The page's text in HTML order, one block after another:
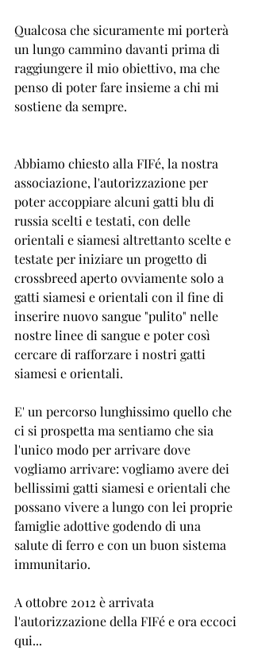
Qualcosa che sicuramente mi porterà
un lungo cammino davanti prima di
raggiungere il mio obiettivo, ma che
penso di poter fare insieme a chi mi
sostiene da sempre.
Abbiamo chiesto alla FIFé, la nostra
associazione, l'autorizzazione per
poter accoppiare alcuni gatti blu di
russia scelti e testati, con delle
orientali e siamesi altrettanto scelte e
testate per iniziare un progetto di
crossbreed aperto ovviamente solo a
gatti siamesi e orientali con il fine di
inserire nuovo sangue "pulito" nelle
nostre linee di sangue e poter così
cercare di rafforzare i nostri gatti
siamesi e orientali.
E' un percorso lunghissimo quello che
ci si prospetta ma sentiamo che sia
l'unico modo per arrivare dove
vogliamo arrivare: vogliamo avere dei
bellissimi gatti siamesi e orientali che
possano vivere a lungo con lei proprie
famiglie adottive godendo di una
salute di ferro e con un buon sistema
immunitario.
A ottobre 2012 è arrivata
l'autorizzazione della FIFé e ora eccoci
qui...